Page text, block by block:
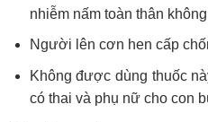
nhiễm nấm toàn thân
Người lên cơn hen cấp
Không được dùng thuốc
có thai và phụ nữ cho con